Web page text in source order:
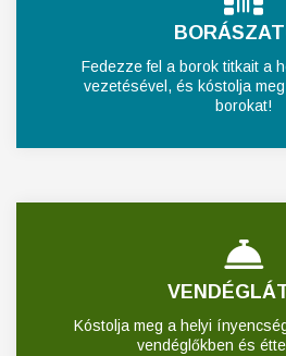
Fedezze fel a borok titkait a
vezetésével, és kóstolja
borokat!
Kóstolja meg a helyi
vendéglőkben és